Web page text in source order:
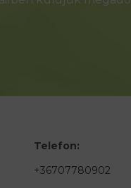
Telefon:
+36707780902